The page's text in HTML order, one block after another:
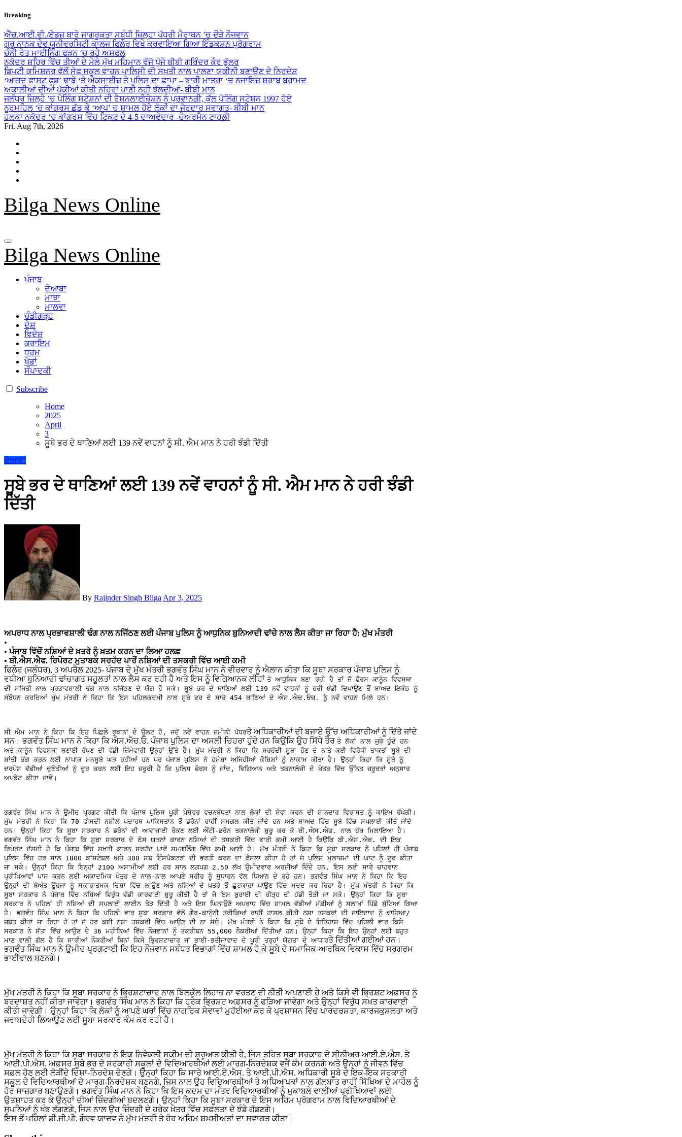
Skip
content
Breaking
ਐੱਚ.ਆਈ.ਵੀ./ਏਡਜ਼ ਬਾਰੇ ਜਾਗਰੂਕਤਾ ਸਬੰਧੀ ਜ਼ਿਲ੍ਹਾ ਪੱਧਰੀ ਮੈਰਾਥਨ ’ਚ ਦੌੜੇ ਨੌਜਵਾਨ
ਗੁਰੂ ਨਾਨਕ ਦੇਵ ਯੂਨੀਵਰਸਿਟੀ ਕਾਲਜ ਫਿਲੌਰ ਵਿਖੇ ਕਰਵਾਇਆ ਗਿਆ ਇੰਡਕਸ਼ਨ ਪ੍ਰੋਗਰਾਮ
ਚੰਨੀ ਰੇਤ ਮਾਈਨਿੰਗ ਫੜਨ ‘ਚ ਰਹੇ ਅਸਫਲ
ਨਕੋਦਰ ਸ਼ਹਿਰ ਵਿੱਚ ਤੀਆਂ ਦੇ ਮੇਲੇ ਮੁੱਖ ਮਹਿਮਾਨ ਵੱਜੋ ਪੁੱਜੇ ਬੀਬੀ ਗੁਰਿੰਦਰ ਕੌਰ ਭੁੱਲਰ
ਡਿਪਟੀ ਕਮਿਸ਼ਨਰ ਵੱਲੋਂ ਸੇਫ ਸਕੂਲ ਵਾਹਨ ਪਾਲਿਸੀ ਦੀ ਸਖ਼ਤੀ ਨਾਲ ਪਾਲਣਾ ਯਕੀਨੀ ਬਣਾਉਣ ਦੇ ਨਿਰਦੇਸ਼
‘ਆਗਦ ਫਾਸਟ ਫੂਡ’ ਢਾਬੇ ‘ਤੇ ਐਕਸਾਈਜ਼ ਤੇ ਪੁਲਿਸ ਦਾ ਛਾਪਾ – ਭਾਰੀ ਮਾਤਰਾ ‘ਚ ਨਜਾਇਜ਼ ਸ਼ਰਾਬ ਬਰਾਮਦ
ਅਕਾਲੀਆਂ ਦੀਆਂ ਪੱਕੀਆਂ ਕੀਤੀ ਨਹਿਰਾਂ ਪਾਣੀ ਨਹੀ ਝੱਲਦੀਆਂ- ਬੀਬੀ ਮਾਨ
ਜਲੰਧਰ ਜ਼ਿਲ੍ਹੇ ’ਚ ਪੋਲਿੰਗ ਸਟੇਸ਼ਨਾਂ ਦੀ ਰੈਸ਼ਨਲਾਈਜ਼ੇਸ਼ਨ ਨੂੰ ਪ੍ਰਵਾਨਗੀ, ਕੁੱਲ ਪੋਲਿੰਗ ਸਟੇਸ਼ਨ 1997 ਹੋਏ
ਨੂਰਮਹਿਲ ‘ਚ ਕਾਂਗਰਸ ਛੱਡ ਕੇ ‘ਆਪ’ ਚ ਸ਼ਾਮਲ ਹੋਏ ਲੋਕਾਂ ਦਾ ਜੋਰਦਾਰ ਸਵਾਗਤ- ਬੀਬੀ ਮਾਨ
ਹਲਕਾ ਨਕੋਦਰ ‘ਚ ਕਾਂਗਰਸ ਵਿੱਚ ਟਿਕਟ ਦੇ 4-5 ਦਾਅਵੇਦਾਰ -ਚੇਅਰਮੈਨ ਟਾਹਲੀ
Fri. Aug 7th, 2026
Bilga News Online
Bilga News Online
ਪੰਜਾਬ
ਦੋਆਬਾ
ਮਾਝਾ
ਮਾਲਵਾ
ਚੰਡੀਗੜ੍ਹ
ਦੇਸ਼
ਵਿਦੇਸ਼
ਕਰਾਇਮ
ਧਰਮ
ਖੇਡਾਂ
ਸੰਪਾਦਕੀ
Subscribe
Home
2025
April
3
ਸੂਬੇ ਭਰ ਦੇ ਥਾਣਿਆਂ ਲਈ 139 ਨਵੇਂ ਵਾਹਨਾਂ ਨੂੰ ਸੀ. ਐਮ ਮਾਨ ਨੇ ਹਰੀ ਝੰਡੀ ਦਿੱਤੀ
ਦੋਆਬਾ
ਸੂਬੇ ਭਰ ਦੇ ਥਾਣਿਆਂ ਲਈ 139 ਨਵੇਂ ਵਾਹਨਾਂ ਨੂੰ ਸੀ. ਐਮ ਮਾਨ ਨੇ ਹਰੀ ਝੰਡੀ
ਦਿੱਤੀ
By Rajinder Singh Bilga Apr 3, 2025
ਅਪਰਾਧ ਨਾਲ ਪ੍ਰਭਾਵਸ਼ਾਲੀ ਢੰਗ ਨਾਲ ਨਜਿੱਠਣ ਲਈ ਪੰਜਾਬ ਪੁਲਿਸ ਨੂੰ ਆਧੁਨਿਕ ਬੁਨਿਆਦੀ ਢਾਂਚੇ ਨਾਲ ਲੈਸ ਕੀਤਾ ਜਾ ਰਿਹਾ ਹੈ: ਮੁੱਖ ਮੰਤਰੀ
•
•ਪੰਜਾਬ ਵਿੱਚੋਂ ਨਸ਼ਿਆਂ ਦੇ ਖ਼ਤਰੇ ਨੂੰ ਖ਼ਤਮ ਕਰਨ ਦਾ ਲਿਆ ਹਲਫ਼
• ਬੀ.ਐਸ.ਐਫ. ਰਿਪੋਰਟ ਮੁਤਾਬਕ ਸਰਹੱਦ ਪਾਰੋਂ ਨਸ਼ਿਆਂ ਦੀ ਤਸਕਰੀ ਵਿੱਚ ਆਈ ਕਮੀ
ਫਿਲੌਰ (ਜਲੰਧਰ), 3 ਅਪਰੈਲ 2025- ਪੰਜਾਬ ਦੇ ਮੁੱਖ ਮੰਤਰੀ ਭਗਵੰਤ ਸਿੰਘ ਮਾਨ ਨੇ ਵੀਰਵਾਰ ਨੂੰ ਐਲਾਨ ਕੀਤਾ ਕਿ ਸੂਬਾ ਸਰਕਾਰ ਪੰਜਾਬ ਪੁਲਿਸ ਨੂੰ
ਵਧੀਆ ਬੁਨਿਆਦੀ ਢਾਂਚਾਗਤ ਸਹੂਲਤਾਂ ਨਾਲ ਲੈਸ ਕਰ ਰਹੀ ਹੈ ਅਤੇ ਇਸ ਨੂੰ ਵਿਗਿਆਨਕ ਲੀਹਾਂ ਤੇ ਆਧੁਨਿਕ ਬਣਾ ਰਹੀ ਹੈ ਤਾਂ ਜੋ ਫੋਰਸ ਕਾਨੂੰਨ ਵਿਵਸਥਾ
ਦੀ ਸਥਿਤੀ ਨਾਲ ਪ੍ਰਭਾਵਸ਼ਾਲੀ ਢੰਗ ਨਾਲ ਨਜਿੱਠਣ ਦੇ ਯੋਗ ਹੋ ਸਕੇ। ਸੂਬੇ ਭਰ ਦੇ ਥਾਣਿਆਂ ਲਈ 139 ਨਵੇਂ ਵਾਹਨਾਂ ਨੂੰ ਹਰੀ ਝੰਡੀ ਦਿਖਾਉਣ ਤੋਂ ਬਾਅਦ ਇਕੱਠ ਨੂੰ
ਸੰਬੋਧਨ ਕਰਦਿਆਂ ਮੁੱਖ ਮੰਤਰੀ ਨੇ ਕਿਹਾ ਕਿ ਇਸ ਪਹਿਲਕਦਮੀ ਨਾਲ ਸੂਬੇ ਭਰ ਦੇ ਸਾਰੇ 454 ਥਾਣਿਆਂ ਦੇ ਐਸ.ਐਚ.ਓਜ਼. ਨੂੰ ਨਵੇਂ ਵਾਹਨ ਮਿਲੇ ਹਨ।
ਸੀ ਐਮ ਮਾਨ ਨੇ ਕਿਹਾ ਕਿ ਇਹ ਪਿਛਲੇ ਰੁਝਾਨਾਂ ਦੇ ਉਲਟ ਹੈ, ਜਦੋਂ ਨਵੇਂ ਵਾਹਨ ਜ਼ਮੀਨੀ ਪੱਧਰਤੇ ਅਧਿਕਾਰੀਆਂ ਦੀ ਬਜਾਏ ਉੱਚ ਅਧਿਕਾਰੀਆਂ ਨੂੰ ਦਿੱਤੇ ਜਾਂਦੇ
ਸਨ। ਭਗਵੰਤ ਸਿੰਘ ਮਾਨ ਨੇ ਕਿਹਾ ਕਿ ਐਸ.ਐਚ.ਓ. ਪੰਜਾਬ ਪੁਲਿਸ ਦਾ ਅਸਲੀ ਚਿਹਰਾ ਹੁੰਦੇ ਹਨ ਕਿਉਂਕਿ ਉਹ ਸਿੱਧੇ ਤੌਰ ਤੇ ਲੋਕਾਂ ਨਾਲ ਜੁੜੇ ਹੁੰਦੇ ਹਨ
ਅਤੇ ਕਾਨੂੰਨ ਵਿਵਸਥਾ ਬਣਾਈ ਰੱਖਣ ਦੀ ਵੱਡੀ ਜ਼ਿੰਮੇਵਾਰੀ ਉਨ੍ਹਾਂ ਉੱਤੇ ਹੈ। ਮੁੱਖ ਮੰਤਰੀ ਨੇ ਕਿਹਾ ਕਿ ਸਰਹੱਦੀ ਸੂਬਾ ਹੋਣ ਦੇ ਨਾਤੇ ਕਈ ਵਿਰੋਧੀ ਤਾਕਤਾਂ ਸੂਬੇ ਦੀ
ਸ਼ਾਂਤੀ ਭੰਗ ਕਰਨ ਲਈ ਨਾਪਾਕ ਮਨਸੂਬੇ ਘੜ ਰਹੀਆਂ ਹਨ ਪਰ ਪੰਜਾਬ ਪੁਲਿਸ ਨੇ ਹਮੇਸ਼ਾ ਅਜਿਹੀਆਂ ਕੋਸ਼ਿਸ਼ਾਂ ਨੂੰ ਨਾਕਾਮ ਕੀਤਾ ਹੈ। ਉਨ੍ਹਾਂ ਕਿਹਾ ਕਿ ਸੂਬੇ ਨੂੰ
ਦਰਪੇਸ਼ ਵੱਡੀਆਂ ਚੁਣੌਤੀਆਂ ਨੂੰ ਦੂਰ ਕਰਨ ਲਈ ਇਹ ਜ਼ਰੂਰੀ ਹੈ ਕਿ ਪੁਲਿਸ ਫੋਰਸ ਨੂੰ ਜਾਂਚ, ਵਿਗਿਆਨ ਅਤੇ ਤਕਨਾਲੋਜੀ ਦੇ ਖੇਤਰ ਵਿੱਚ ਉੱਨਤ ਜ਼ਰੂਰਤਾਂ ਅਨੁਸਾਰ
ਅਪਡੇਟ ਕੀਤਾ ਜਾਵੇ।
ਭਗਵੰਤ ਸਿੰਘ ਮਾਨ ਨੇ ਉਮੀਦ ਪ੍ਰਗਟ ਕੀਤੀ ਕਿ ਪੰਜਾਬ ਪੁਲਿਸ ਪੂਰੀ ਪੇਸ਼ੇਵਰ ਵਚਨਬੱਧਤਾ ਨਾਲ ਲੋਕਾਂ ਦੀ ਸੇਵਾ ਕਰਨ ਦੀ ਸ਼ਾਨਦਾਰ ਵਿਰਾਸਤ ਨੂੰ ਕਾਇਮ ਰੱਖੇਗੀ।
ਮੁੱਖ ਮੰਤਰੀ ਨੇ ਕਿਹਾ ਕਿ 70 ਫੀਸਦੀ ਨਸ਼ੀਲੇ ਪਦਾਰਥ ਪਾਕਿਸਤਾਨ ਤੋਂ ਡਰੋਨਾਂ ਰਾਹੀਂ ਸਮਗਲ ਕੀਤੇ ਜਾਂਦੇ ਹਨ ਅਤੇ ਬਾਅਦ ਵਿੱਚ ਸੂਬੇ ਵਿੱਚ ਸਪਲਾਈ ਕੀਤੇ ਜਾਂਦੇ
ਹਨ। ਉਨ੍ਹਾਂ ਕਿਹਾ ਕਿ ਸੂਬਾ ਸਰਕਾਰ ਨੇ ਡਰੋਨਾਂ ਦੀ ਆਵਾਜਾਈ ਰੋਕਣ ਲਈ ਐਂਟੀ-ਡਰੋਨ ਤਕਨਾਲੋਜੀ ਸ਼ੁਰੂ ਕਰ ਕੇ ਬੀ.ਐਸ.ਐਫ. ਨਾਲ ਹੱਥ ਮਿਲਾਇਆ ਹੈ।
ਭਗਵੰਤ ਸਿੰਘ ਮਾਨ ਨੇ ਕਿਹਾ ਕਿ ਸੂਬਾ ਸਰਕਾਰ ਦੇ ਠੋਸ ਯਤਨਾਂ ਕਾਰਨ ਨਸ਼ਿਆਂ ਦੀ ਤਸਕਰੀ ਵਿੱਚ ਭਾਰੀ ਕਮੀ ਆਈ ਹੈ ਕਿਉਂਕਿ ਬੀ.ਐਸ.ਐਫ. ਦੀ ਇਕ
ਰਿਪੋਰਟ ਦੱਸਦੀ ਹੈ ਕਿ ਪੰਜਾਬ ਵਿੱਚ ਸਖ਼ਤੀ ਕਾਰਨ ਸਰਹੱਦ ਪਾਰੋਂ ਸਮਗਲਿੰਗ ਵਿੱਚ ਕਮੀ ਆਈ ਹੈ। ਮੁੱਖ ਮੰਤਰੀ ਨੇ ਕਿਹਾ ਕਿ ਸੂਬਾ ਸਰਕਾਰ ਨੇ ਪਹਿਲਾਂ ਹੀ ਪੰਜਾਬ
ਪੁਲਿਸ ਵਿੱਚ ਹਰ ਸਾਲ 1800 ਕਾਂਸਟੇਬਲ ਅਤੇ 300 ਸਬ ਇੰਸਪੈਕਟਰਾਂ ਦੀ ਭਰਤੀ ਕਰਨ ਦਾ ਫੈਸਲਾ ਕੀਤਾ ਹੈ ਤਾਂ ਜੋ ਪੁਲਿਸ ਮੁਲਾਜ਼ਮਾਂ ਦੀ ਘਾਟ ਨੂੰ ਦੂਰ ਕੀਤਾ
ਜਾ ਸਕੇ। ਉਨ੍ਹਾਂ ਕਿਹਾ ਕਿ ਇਨ੍ਹਾਂ 2100 ਅਸਾਮੀਆਂ ਲਈ ਹਰ ਸਾਲ ਲਗਪਗ 2.50 ਲੱਖ ਉਮੀਦਵਾਰ ਅਰਜ਼ੀਆਂ ਦਿੰਦੇ ਹਨ, ਇਸ ਲਈ ਸਾਰੇ ਚਾਹਵਾਨ
ਪ੍ਰੀਖਿਆਵਾਂ ਪਾਸ ਕਰਨ ਲਈ ਅਕਾਦਮਿਕ ਖੇਤਰ ਦੇ ਨਾਲ-ਨਾਲ ਆਪਣੇ ਸਰੀਰ ਨੂੰ ਸੁਧਾਰਨ ਵੱਲ ਧਿਆਨ ਦੇ ਰਹੇ ਹਨ। ਭਗਵੰਤ ਸਿੰਘ ਮਾਨ ਨੇ ਕਿਹਾ ਕਿ ਇਹ
ਉਨ੍ਹਾਂ ਦੀ ਬੇਅੰਤ ਊਰਜਾ ਨੂੰ ਸਕਾਰਾਤਮਕ ਦਿਸ਼ਾ ਵਿੱਚ ਲਾਉਣ ਅਤੇ ਨਸ਼ਿਆਂ ਦੇ ਖ਼ਤਰੇ ਤੋਂ ਛੁਟਕਾਰਾ ਪਾਉਣ ਵਿੱਚ ਮਦਦ ਕਰ ਰਿਹਾ ਹੈ। ਮੁੱਖ ਮੰਤਰੀ ਨੇ ਕਿਹਾ ਕਿ
ਸੂਬਾ ਸਰਕਾਰ ਨੇ ਪੰਜਾਬ ਵਿੱਚ ਨਸ਼ਿਆਂ ਵਿਰੁੱਧ ਵੱਡੀ ਕਾਰਵਾਈ ਸ਼ੁਰੂ ਕੀਤੀ ਹੈ ਤਾਂ ਜੋ ਇਸ ਬੁਰਾਈ ਦੀ ਰੀੜ੍ਹ ਦੀ ਹੱਡੀ ਤੋੜੀ ਜਾ ਸਕੇ। ਉਨ੍ਹਾਂ ਕਿਹਾ ਕਿ ਸੂਬਾ
ਸਰਕਾਰ ਨੇ ਪਹਿਲਾਂ ਹੀ ਨਸ਼ਿਆਂ ਦੀ ਸਪਲਾਈ ਲਾਈਨ ਤੋੜ ਦਿੱਤੀ ਹੈ ਅਤੇ ਇਸ ਘਿਨਾਉਣੇ ਅਪਰਾਧ ਵਿੱਚ ਸ਼ਾਮਲ ਵੱਡੀਆਂ ਮੱਛੀਆਂ ਨੂੰ ਸਲਾਖਾਂ ਪਿੱਛੇ ਸੁੱਟਿਆ ਗਿਆ
ਹੈ। ਭਗਵੰਤ ਸਿੰਘ ਮਾਨ ਨੇ ਕਿਹਾ ਕਿ ਪਹਿਲੀ ਵਾਰ ਸੂਬਾ ਸਰਕਾਰ ਵੱਲੋਂ ਗੈਰ-ਕਾਨੂੰਨੀ ਤਰੀਕਿਆਂ ਰਾਹੀਂ ਹਾਸਲ ਕੀਤੀ ਨਸ਼ਾ ਤਸਕਰਾਂ ਦੀ ਜਾਇਦਾਦ ਨੂੰ ਢਾਹਿਆ/
ਜ਼ਬਤ ਕੀਤਾ ਜਾ ਰਿਹਾ ਹੈ ਤਾਂ ਜੋ ਹੋਰ ਕੋਈ ਨਸ਼ਾ ਤਸਕਰੀ ਵਿੱਚ ਆਉਣ ਦੀ ਨਾ ਸੋਚੇ। ਮੁੱਖ ਮੰਤਰੀ ਨੇ ਕਿਹਾ ਕਿ ਸੂਬੇ ਦੇ ਇਤਿਹਾਸ ਵਿੱਚ ਪਹਿਲੀ ਵਾਰ ਕਿਸੇ
ਸਰਕਾਰ ਨੇ ਸੱਤਾ ਵਿੱਚ ਆਉਣ ਦੇ 36 ਮਹੀਨਿਆਂ ਵਿੱਚ ਨੌਜਵਾਨਾਂ ਨੂੰ ਤਕਰੀਬਨ 55,000 ਨੌਕਰੀਆਂ ਦਿੱਤੀਆਂ ਹਨ। ਉਨ੍ਹਾਂ ਕਿਹਾ ਕਿ ਇਹ ਉਨ੍ਹਾਂ ਲਈ ਬਹੁਤ
ਮਾਣ ਵਾਲੀ ਗੱਲ ਹੈ ਕਿ ਸਾਰੀਆਂ ਨੌਕਰੀਆਂ ਬਿਨਾਂ ਕਿਸੇ ਭ੍ਰਿਸ਼ਟਾਚਾਰ ਜਾਂ ਭਾਈ-ਭਤੀਜਾਵਾਦ ਦੇ ਪੂਰੀ ਤਰ੍ਹਾਂ ਯੋਗਤਾ ਦੇ ਆਧਾਰਤੇ ਦਿੱਤੀਆਂ ਗਈਆਂ ਹਨ।
ਭਗਵੰਤ ਸਿੰਘ ਮਾਨ ਨੇ ਉਮੀਦ ਪ੍ਰਗਟਾਈ ਕਿ ਇਹ ਨੌਜਵਾਨ ਸਬੰਧਤ ਵਿਭਾਗਾਂ ਵਿੱਚ ਸ਼ਾਮਲ ਹੋ ਕੇ ਸੂਬੇ ਦੇ ਸਮਾਜਿਕ-ਆਰਥਿਕ ਵਿਕਾਸ ਵਿੱਚ ਸਰਗਰਮ
ਭਾਈਵਾਲ ਬਣਨਗੇ।
ਮੁੱਖ ਮੰਤਰੀ ਨੇ ਕਿਹਾ ਕਿ ਸੂਬਾ ਸਰਕਾਰ ਨੇ ਭ੍ਰਿਸ਼ਟਾਚਾਰ ਨਾਲ ਬਿਲਕੁੱਲ ਲਿਹਾਜ਼ ਨਾ ਵਰਤਣ ਦੀ ਨੀਤੀ ਅਪਣਾਈ ਹੈ ਅਤੇ ਕਿਸੇ ਵੀ ਭ੍ਰਿਸ਼ਟ ਅਫ਼ਸਰ ਨੂੰ
ਬਰਦਾਸ਼ਤ ਨਹੀਂ ਕੀਤਾ ਜਾਵੇਗਾ। ਭਗਵੰਤ ਸਿੰਘ ਮਾਨ ਨੇ ਕਿਹਾ ਕਿ ਹਰੇਕ ਭ੍ਰਿਸ਼ਟ ਅਫ਼ਸਰ ਨੂੰ ਫੜਿਆ ਜਾਵੇਗਾ ਅਤੇ ਉਨ੍ਹਾਂ ਵਿਰੁੱਧ ਸਖ਼ਤ ਕਾਰਵਾਈ
ਕੀਤੀ ਜਾਵੇਗੀ। ਉਨ੍ਹਾਂ ਕਿਹਾ ਕਿ ਲੋਕਾਂ ਨੂੰ ਆਪਣੇ ਘਰਾਂ ਵਿੱਚ ਨਾਗਰਿਕ ਸੇਵਾਵਾਂ ਮੁਹੱਈਆ ਕਰ ਕੇ ਪ੍ਰਸ਼ਾਸਨ ਵਿੱਚ ਪਾਰਦਰਸ਼ਤਾ, ਕਾਰਜਕੁਸ਼ਲਤਾ ਅਤੇ
ਜਵਾਬਦੇਹੀ ਲਿਆਉਣ ਲਈ ਸੂਬਾ ਸਰਕਾਰ ਕੰਮ ਕਰ ਰਹੀ ਹੈ।
ਮੁੱਖ ਮੰਤਰੀ ਨੇ ਕਿਹਾ ਕਿ ਸੂਬਾ ਸਰਕਾਰ ਨੇ ਇਕ ਨਿਵੇਕਲੀ ਸਕੀਮ ਦੀ ਸ਼ੁਰੂਆਤ ਕੀਤੀ ਹੈ, ਜਿਸ ਤਹਿਤ ਸੂਬਾ ਸਰਕਾਰ ਦੇ ਸੀਨੀਅਰ ਆਈ.ਏ.ਐਸ. ਤੇ
ਆਈ.ਪੀ.ਐਸ. ਅਫ਼ਸਰ ਸੂਬੇ ਭਰ ਦੇ ਸਰਕਾਰੀ ਸਕੂਲਾਂ ਦੇ ਵਿਦਿਆਰਥੀਆਂ ਲਈ ਮਾਰਗ-ਨਿਰਦੇਸ਼ਕ ਵਜੋਂ ਕੰਮ ਕਰਨਗੇ ਅਤੇ ਉਨ੍ਹਾਂ ਨੂੰ ਜੀਵਨ ਵਿੱਚ
ਸਫ਼ਲ ਹੋਣ ਲਈ ਲੋੜੀਂਦੇ ਦਿਸ਼ਾ-ਨਿਰਦੇਸ਼ ਦੇਣਗੇ। ਉਨ੍ਹਾਂ ਕਿਹਾ ਕਿ ਸਾਰੇ ਆਈ.ਏ.ਐਸ. ਤੇ ਆਈ.ਪੀ.ਐਸ. ਅਧਿਕਾਰੀ ਸੂਬੇ ਦੇ ਇਕ-ਇਕ ਸਰਕਾਰੀ
ਸਕੂਲ ਦੇ ਵਿਦਿਆਰਥੀਆਂ ਦੇ ਮਾਰਗ-ਨਿਰਦੇਸ਼ਕ ਬਣਨਗੇ, ਜਿਸ ਨਾਲ ਉਹ ਵਿਦਿਆਰਥੀਆਂ ਤੇ ਅਧਿਆਪਕਾਂ ਨਾਲ ਗੱਲਬਾਤ ਰਾਹੀਂ ਸਿੱਖਿਆ ਦੇ ਮਾਹੌਲ ਨੂੰ
ਹੋਰ ਸਾਜ਼ਗਾਰ ਬਣਾਉਣਗੇ। ਭਗਵੰਤ ਸਿੰਘ ਮਾਨ ਨੇ ਕਿਹਾ ਕਿ ਇਸ ਕਦਮ ਦਾ ਮੰਤਵ ਵਿਦਿਆਰਥੀਆਂ ਨੂੰ ਮੁਕਾਬਲੇ ਵਾਲੀਆਂ ਪ੍ਰੀਖਿਆਵਾਂ ਲਈ
ਉਤਸ਼ਾਹਤ ਕਰ ਕੇ ਉਨ੍ਹਾਂ ਦੀਆਂ ਜ਼ਿੰਦਗੀਆਂ ਬਦਲਣਗੇ। ਉਨ੍ਹਾਂ ਕਿਹਾ ਕਿ ਸੂਬਾ ਸਰਕਾਰ ਦੇ ਇਸ ਅਹਿਮ ਪ੍ਰੋਗਰਾਮ ਨਾਲ ਵਿਦਿਆਰਥੀਆਂ ਦੇ
ਸੁਪਨਿਆਂ ਨੂੰ ਖੰਭ ਲੱਗਣਗੇ, ਜਿਸ ਨਾਲ ਉਹ ਜ਼ਿੰਦਗੀ ਦੇ ਹਰੇਕ ਖ਼ੇਤਰ ਵਿੱਚ ਸਫ਼ਲਤਾ ਦੇ ਝੰਡੇ ਗੱਡਣਗੇ।
ਇਸ ਤੋਂ ਪਹਿਲਾਂ ਡੀ.ਜੀ.ਪੀ. ਗੌਰਵ ਯਾਦਵ ਨੇ ਮੁੱਖ ਮੰਤਰੀ ਤੇ ਹੋਰ ਅਹਿਮ ਸ਼ਖ਼ਸੀਅਤਾਂ ਦਾ ਸਵਾਗਤ ਕੀਤਾ।